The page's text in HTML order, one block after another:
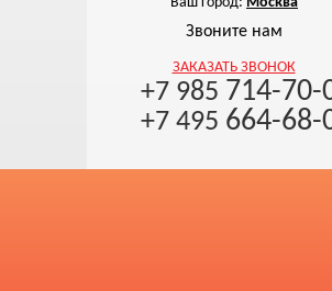
Звоните нам
ЗАКАЗАТЬ ЗВОНОК
+7 985 714-70-
+7 495 664-68-